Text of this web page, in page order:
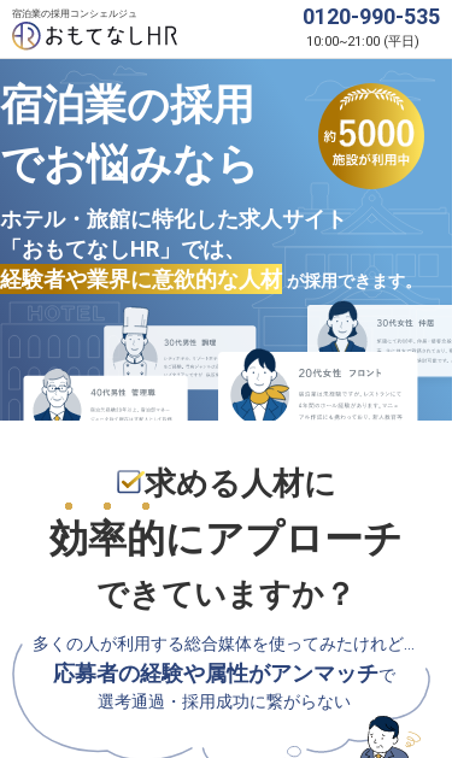
宿泊業の採用コンシェルジュ 0120-990-535
10:00~21:00 (平日)
宿泊業の採用
でお悩みなら
ホテル・旅館に特化した求人サイト
「おもてなしHR」では、
経験者や業界に意欲的な人材 が採用できます。
求める人材に
効率的にアプローチ
できていますか？
多くの人が利用する総合媒体を使ってみたけれど…
応募者の経験や属性がアンマッチで
選考通過・採用成功に繋がらない